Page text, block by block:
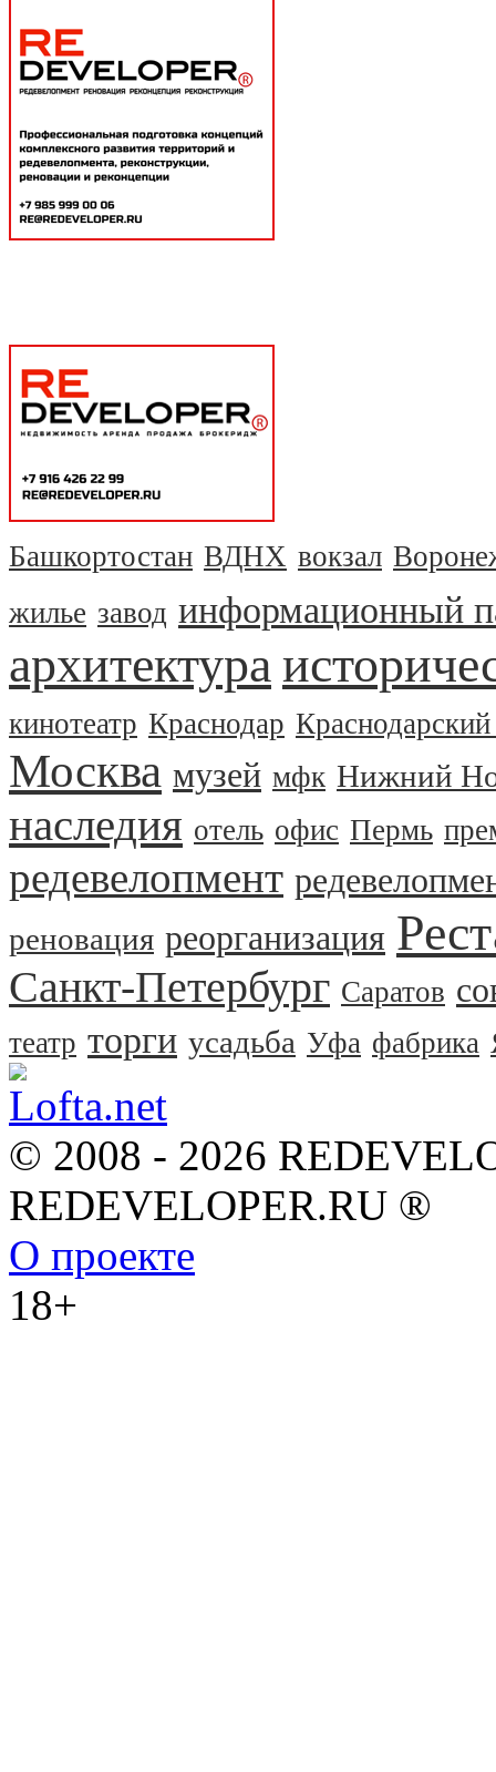
Башкортостан ВДНХ вокзал
жилье завод информационный
архитектура
кинотеатр Краснодар
Москва музей мфк Нижний
наследия отель офис Пермь
редевелопмент
реновация реорганизация
Санкт-Петербург Саратов
театр торги усадьба Уфа фабрика
© 2008 - 2026
REDEVELOPER.RU ®
О проекте
18+